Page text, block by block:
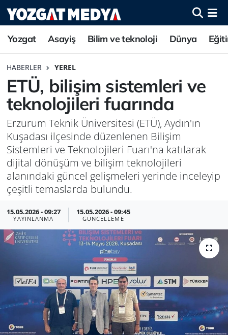
Yozgat Asayiş Bilim ve teknoloji Dünya
HABERLER YEREL
ETÜ, bilişim sistemleri ve
teknolojileri fuarında
Erzurum Teknik Üniversitesi (ETÜ), Aydın'ın
Kuşadası ilçesinde düzenlenen Bilişim
Sistemleri ve Teknolojileri Fuarı'na katılarak
dijital dönüşüm ve bilişim teknolojileri
alanındaki güncel gelişmeleri yerinde inceleyip
çeşitli temaslarda bulundu.
15.05.2026 - 09:27
YAYINLANMA
15.05.2026 - 09:45
GÜNCELLEME